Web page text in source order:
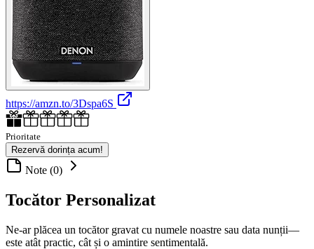
https://amzn.to/3Dspa6S
Prioritate
Rezervă dorința acum!
Note (0)
Tocător Personalizat
Ne-ar plăcea un tocător gravat cu numele noastre sau data nunții—
este atât practic, cât și o amintire sentimentală.